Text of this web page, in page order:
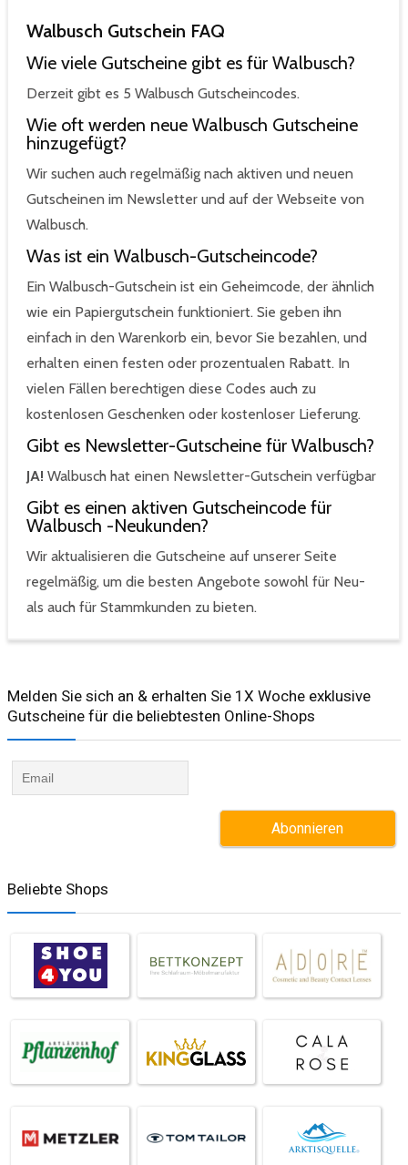
Walbusch Gutschein FAQ
Wie viele Gutscheine gibt es für Walbusch?
Derzeit gibt es 5 Walbusch Gutscheincodes.
Wie oft werden neue Walbusch Gutscheine
hinzugefügt?
Wir suchen auch regelmäßig nach aktiven und neuen
Gutscheinen im Newsletter und auf der Webseite von
Walbusch.
Was ist ein Walbusch-Gutscheincode?
Ein Walbusch-Gutschein ist ein Geheimcode, der ähnlich
wie ein Papiergutschein funktioniert. Sie geben ihn
einfach in den Warenkorb ein, bevor Sie bezahlen, und
erhalten einen festen oder prozentualen Rabatt. In
vielen Fällen berechtigen diese Codes auch zu
kostenlosen Geschenken oder kostenloser Lieferung.
Gibt es Newsletter-Gutscheine für Walbusch?
JA! Walbusch hat einen Newsletter-Gutschein verfügbar
Gibt es einen aktiven Gutscheincode für
Walbusch -Neukunden?
Wir aktualisieren die Gutscheine auf unserer Seite
regelmäßig, um die besten Angebote sowohl für Neu-
als auch für Stammkunden zu bieten.
Melden Sie sich an & erhalten Sie 1X Woche exklusive
Gutscheine für die beliebtesten Online-Shops​
Beliebte Shops